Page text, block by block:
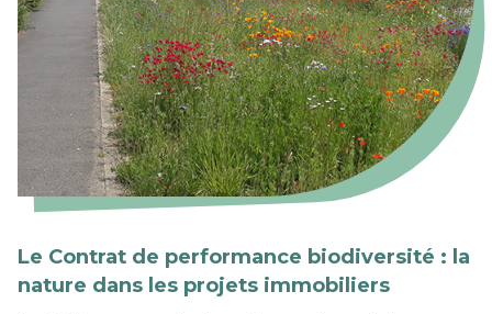
Le Contrat de performance biodiversité : la
nature dans les projets immobiliers